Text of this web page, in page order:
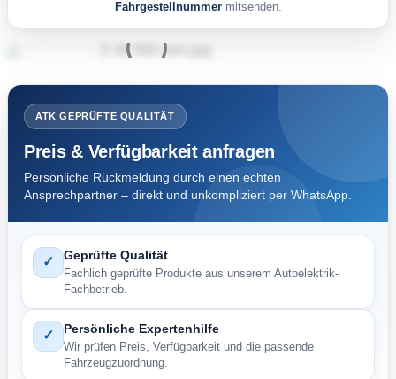
Fahrgestellnummermitsenden.
ATK GEPRÜFTE QUALITÄT
Preis & Verfügbarkeit anfragen
Persönliche Rückmeldung durch einen echten
Ansprechpartner – direkt und unkompliziert per WhatsApp.
✓ Geprüfte Qualität
Fachlich geprüfte Produkte aus unserem Autoelektrik-
Fachbetrieb.
✓ Persönliche Expertenhilfe
Wir prüfen Preis, Verfügbarkeit und die passende
Fahrzeugzuordnung.